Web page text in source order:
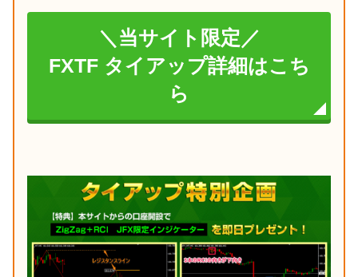
＼当サイト限定／
FXTF タイアップ詳細はこち
ら